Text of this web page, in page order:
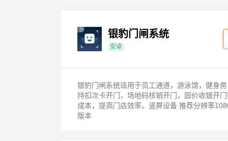
银豹门闸系统
安卓
银豹门闸系统适用于员工通道，游泳馆，健身
持扣次卡开门，场地码核销开门，固价收银开
成本，提高门店效率。竖屏设备 推荐分辨率
版本